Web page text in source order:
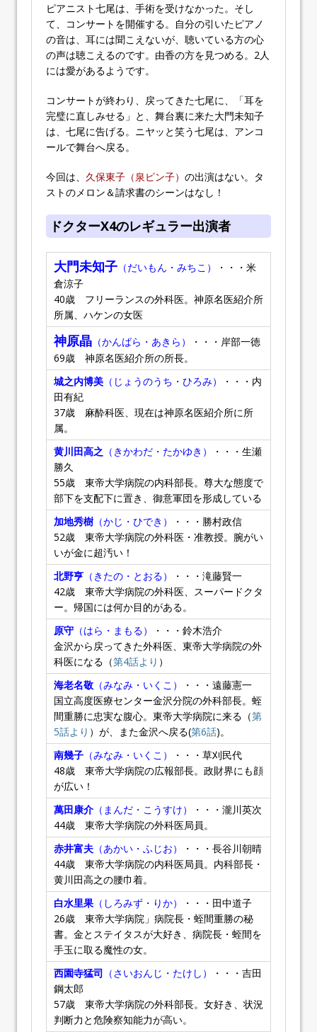
ピアニスト七尾は、手術を受けなかった。そし
て、コンサートを開催する。自分の引いたピアノ
の音は、耳には聞こえないが、聴いている方の心
の声は聴こえるのです。由香の方を見つめる。2人
には愛があるようです。
コンサートが終わり、戻ってきた七尾に、「耳を
完璧に直しみせる」と、舞台裏に来た大門未知子
は、七尾に告げる。ニヤッと笑う七尾は、アンコ
ールで舞台へ戻る。
今回は、 久保東子（泉ピン子） の出演はない。タ
ストのメロン＆請求書のシーンはなし！
ドクターX4のレギュラー出演者
大門未知子 （だいもん・みちこ）
・・・米
倉涼子
40歳 フリーランスの外科医。神原名医紹介所
所属、ハケンの女医
神原晶 （かんばら・あきら）
・・・岸部一徳
69歳 神原名医紹介所の所長。
城之内博美 （じょうのうち・ひろみ）
・・・内
田有紀
37歳 麻酔科医、現在は神原名医紹介所に所
属。
黄川田高之 （きかわだ・たかゆき）
・・・生瀬
勝久
55歳 東帝大学病院の内科部長。尊大な態度で
部下を支配下に置き、御意軍団を形成している
加地秀樹 （かじ・ひでき）
・・・勝村政信
52歳 東帝大学病院の外科医・准教授。腕がい
いが金に超汚い！
北野亨 （きたの・とおる）
・・・滝藤賢一
42歳 東帝大学病院の外科医、スーパードクタ
ー。帰国には何か目的がある。
原守 （はら・まもる）
・・・鈴木浩介
金沢から戻ってきた外科医、東帝大学病院の外
科医になる（第4話より ）
海老名敬 （みなみ・いくこ）
・・・遠藤憲一
国立高度医療センター金沢分院の外科部長。蛭
間重勝に忠実な腹心。東帝大学病院に来る（第
5話より ）が、また金沢へ戻る(第6話)。
南幾子 （みなみ・いくこ）
・・・草刈民代
48歳 東帝大学病院の広報部長。政財界にも顔
が広い！
萬田康介 （まんだ・こうすけ）
・・・瀧川英次
44歳 東帝大学病院の外科医局員。
赤井富夫 （あかい・ふじお）
・・・長谷川朝晴
44歳 東帝大学病院の内科医局員。内科部長・
黄川田高之の腰巾着。
白水里果 （しろみず・りか）
・・・田中道子
26歳 東帝大学病院」病院長・蛭間重勝の秘
書。金とステイタスが大好き、病院長・蛭間を
手玉に取る魔性の女。
西園寺猛司 （さいおんじ・たけし）
・・・吉田
鋼太郎
57歳 東帝大学病院の外科部長。女好き、状況
判断力と危険察知能力が高い。